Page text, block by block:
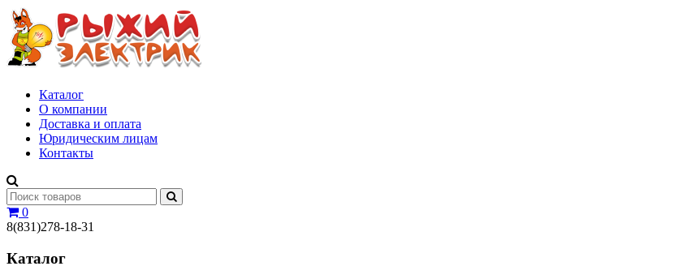
Каталог
О компании
Доставка и оплата
Юридическим лицам
Контакты
0
8(831)278-18-31
Каталог